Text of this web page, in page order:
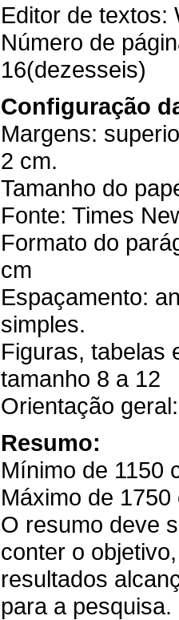
Editor de
Número de
16(dezesseis)
Configuração
Margens:
2 cm.
Tamanho do
Fonte: Times
Formato do
cm
Espaçamento:
simples.
Figuras, tabelas
tamanho 8 a 12
Orientação
Resumo:
Mínimo de 1150
Máximo de
O resumo deve
conter o
resultados
para a pesquisa.